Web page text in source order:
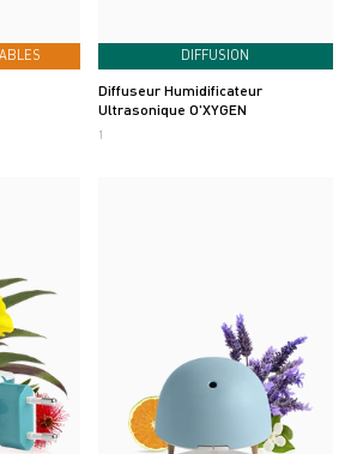
DIFFUSION
Diffuseur Humidificateur
Ultrasonique O'XYGEN
1